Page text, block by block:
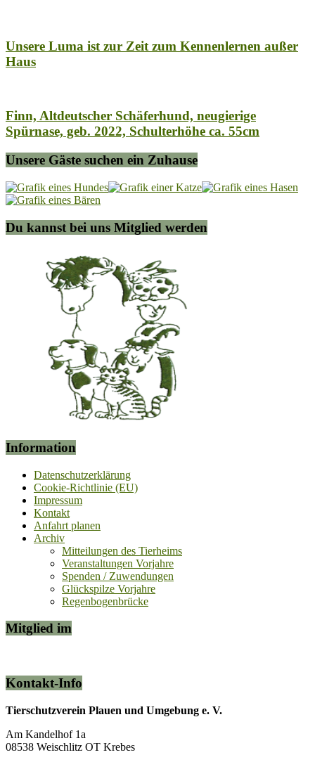
Unsere Luma ist zur Zeit zum Kennenlernen außer
Haus
Finn, Altdeutscher Schäferhund, neugierige
Spürnase, geb. 2022, Schulterhöhe ca. 55cm
Unsere Gäste suchen ein Zuhause
Du kannst bei uns Mitglied werden
Information
Datenschutzerklärung
Cookie-Richtlinie (EU)
Impressum
Kontakt
Anfahrt planen
Archiv
Mitteilungen des Tierheims
Veranstaltungen Vorjahre
Spenden / Zuwendungen
Glückspilze Vorjahre
Regenbogenbrücke
Mitglied im
Kontakt-Info
Tierschutzverein Plauen und Umgebung e. V.
Am Kandelhof 1a
08538 Weischlitz OT Krebes